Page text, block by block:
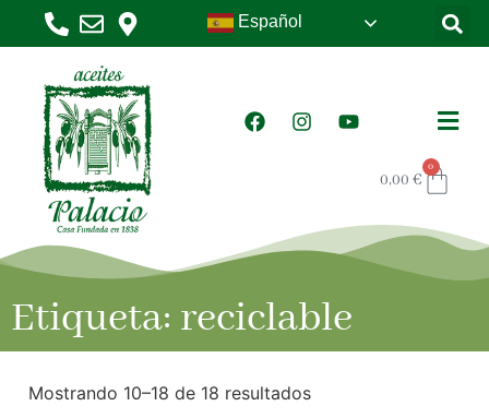
Español
0,00 €
0
Etiqueta: reciclable
Mostrando 10–18 de 18 resultados